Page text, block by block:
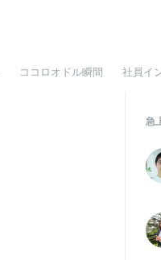
ココロオドル瞬間 社員イ
急